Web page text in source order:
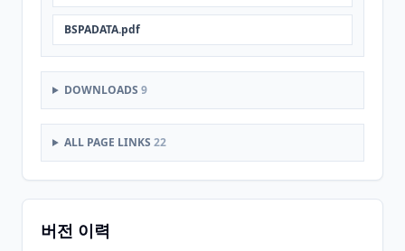
BSPADATA.pdf
DOWNLOADS 9
ALL PAGE LINKS 22
버전 이력